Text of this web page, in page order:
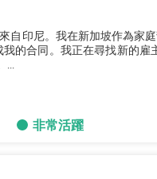
自印尼。我在新加坡作為家
的合同。我正在尋找新的雇
...
非常活躍